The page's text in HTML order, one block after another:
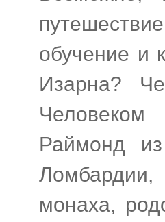
обучение и
Изарна?
Раймонд
монаха,